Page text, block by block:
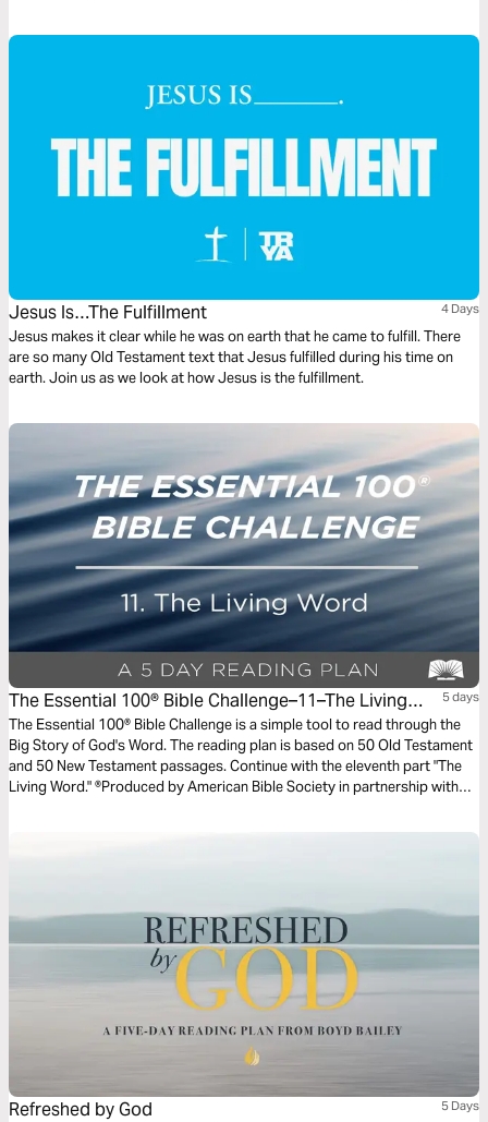
Jesus Is…The Fulfillment 4 Days
Jesus makes it clear while he was on earth that he came to fulfill. There
are so many Old Testament text that Jesus fulfilled during his time on
earth. Join us as we look at how Jesus is the fulfillment.
The Essential 100® Bible Challenge–11–The Living
Word
5 days
The Essential 100® Bible Challenge is a simple tool to read through the
Big Story of God's Word. The reading plan is based on 50 Old Testament
and 50 New Testament passages. Continue with the eleventh part "The
Living Word." ®Produced by American Bible Society in partnership with
Refreshed by God 5 Days